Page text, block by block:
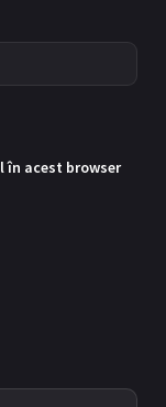
în acest browser